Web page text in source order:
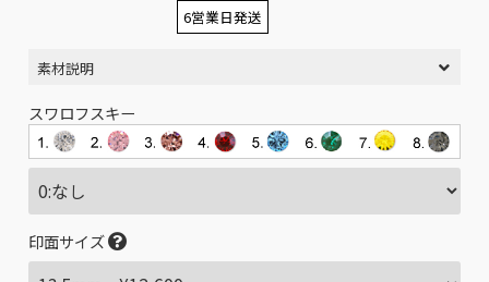
6営業日発送
素材説明
スワロフスキー
印面サイズ